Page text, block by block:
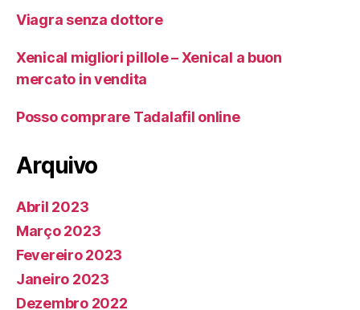
Viagra senza dottore
Xenical migliori pillole – Xenical a buon
mercato in vendita
Posso comprare Tadalafil online
Arquivo
Abril 2023
Março 2023
Fevereiro 2023
Janeiro 2023
Dezembro 2022